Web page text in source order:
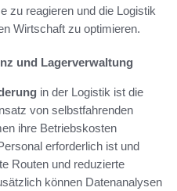
zu reagieren und die Logistik
Wirtschaft zu optimieren.
und Lagerverwaltung
in der Logistik ist die
von selbstfahrenden
ihre Betriebskosten
erforderlich ist und
Routen und reduzierte
können Datenanalysen